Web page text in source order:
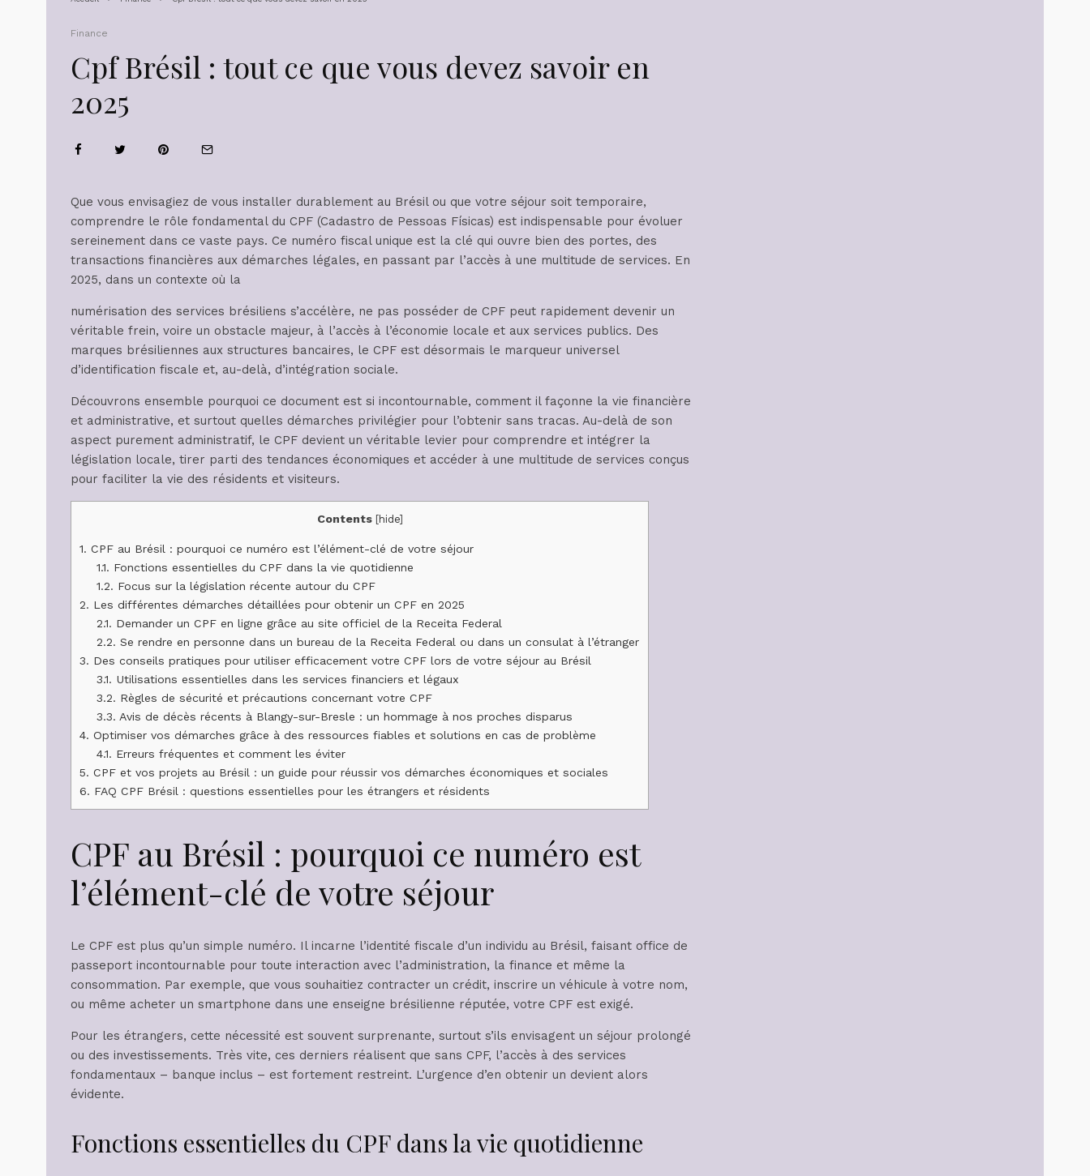
Finance
Cpf Brésil : tout ce que vous devez savoir en
2025
Que vous envisagiez de vous installer durablement au Brésil ou que votre séjour soit temporaire,
comprendre le rôle fondamental du CPF (Cadastro de Pessoas Físicas) est indispensable pour évoluer
sereinement dans ce vaste pays. Ce numéro fiscal unique est la clé qui ouvre bien des portes, des
transactions financières aux démarches légales, en passant par l’accès à une multitude de services. En
2025, dans un contexte où la
numérisation des services brésiliens s’accélère, ne pas posséder de CPF peut rapidement devenir un
véritable frein, voire un obstacle majeur, à l’accès à l’économie locale et aux services publics. Des
marques brésiliennes aux structures bancaires, le CPF est désormais le marqueur universel
d’identification fiscale et, au-delà, d’intégration sociale.
Découvrons ensemble pourquoi ce document est si incontournable, comment il façonne la vie financière
et administrative, et surtout quelles démarches privilégier pour l’obtenir sans tracas. Au-delà de son
aspect purement administratif, le CPF devient un véritable levier pour comprendre et intégrer la
législation locale, tirer parti des tendances économiques et accéder à une multitude de services conçus
pour faciliter la vie des résidents et visiteurs.
Contents [hide]
1. CPF au Brésil : pourquoi ce numéro est l’élément-clé de votre séjour
1.1. Fonctions essentielles du CPF dans la vie quotidienne
1.2. Focus sur la législation récente autour du CPF
2. Les différentes démarches détaillées pour obtenir un CPF en 2025
2.1. Demander un CPF en ligne grâce au site officiel de la Receita Federal
2.2. Se rendre en personne dans un bureau de la Receita Federal ou dans un consulat à l’étranger
3. Des conseils pratiques pour utiliser efficacement votre CPF lors de votre séjour au Brésil
3.1. Utilisations essentielles dans les services financiers et légaux
3.2. Règles de sécurité et précautions concernant votre CPF
3.3. Avis de décès récents à Blangy-sur-Bresle : un hommage à nos proches disparus
4. Optimiser vos démarches grâce à des ressources fiables et solutions en cas de problème
4.1. Erreurs fréquentes et comment les éviter
5. CPF et vos projets au Brésil : un guide pour réussir vos démarches économiques et sociales
6. FAQ CPF Brésil : questions essentielles pour les étrangers et résidents
CPF au Brésil : pourquoi ce numéro est
l’élément-clé de votre séjour
Le CPF est plus qu’un simple numéro. Il incarne l’identité fiscale d’un individu au Brésil, faisant office de
passeport incontournable pour toute interaction avec l’administration, la finance et même la
consommation. Par exemple, que vous souhaitiez contracter un crédit, inscrire un véhicule à votre nom,
ou même acheter un smartphone dans une enseigne brésilienne réputée, votre CPF est exigé.
Pour les étrangers, cette nécessité est souvent surprenante, surtout s’ils envisagent un séjour prolongé
ou des investissements. Très vite, ces derniers réalisent que sans CPF, l’accès à des services
fondamentaux – banque inclus – est fortement restreint. L’urgence d’en obtenir un devient alors
évidente.
Fonctions essentielles du CPF dans la vie quotidienne